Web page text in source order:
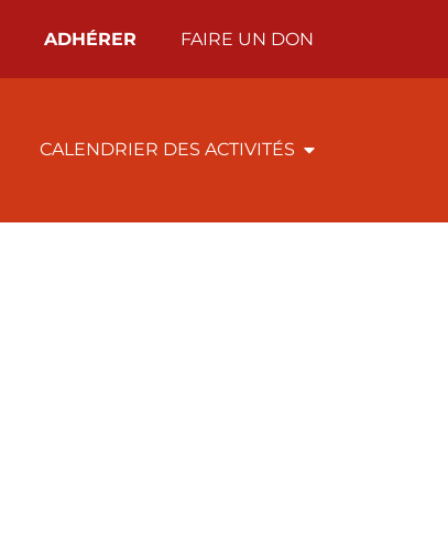
ADHÉRER FAIRE UN DON
CALENDRIER DES ACTIVITÉS